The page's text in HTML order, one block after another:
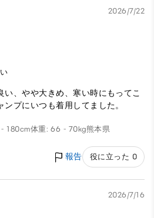
2026/7/22
い、やや大きめ、寒い時にもってこ
プにいつも着用してました。
180cm体重: 66 - 70kg熊本県
報告 役に立った 0
2026/7/16